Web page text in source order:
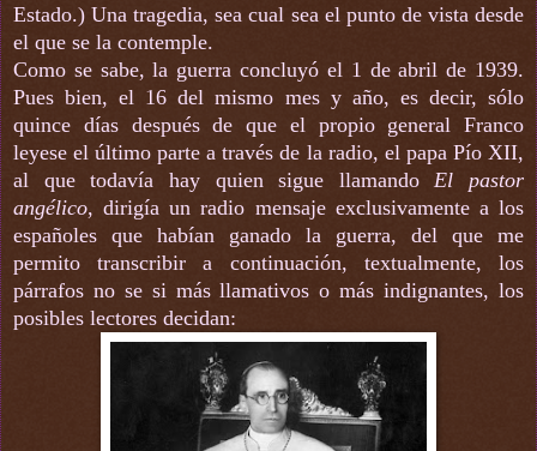
Estado.)Una tragedia, sea cual sea el punto de vista desde
el que se la contemple.
Como se sabe, la guerra concluyó el 1 de abril de 1939.
Pues bien, el 16 del mismo mes y año, es decir, sólo
quince días después de que el propio general Franco
leyese el último parte a través de la radio, el papa Pío XII,
al que todavía hay quien sigue llamando El pastor
angélico, dirigía un radio mensaje exclusivamente a los
españoles que habían ganado la guerra, del que me
permito transcribir a continuación, textualmente, los
párrafos no se si más llamativos o más indignantes, los
posibles lectores decidan: